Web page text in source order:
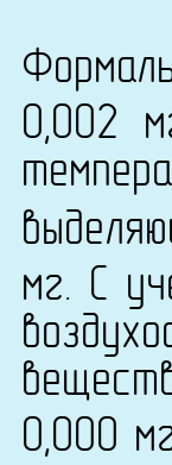
0,002
мг. С
0,000